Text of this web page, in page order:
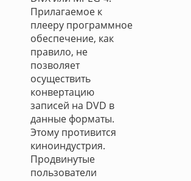
Прилагаемое к
плееру программное
обеспечение, как
правило, не
позволяет
осуществить
конвертацию
записей на DVD в
данные форматы.
Этому противится
киноиндустрия.
Продвинутые
пользователи